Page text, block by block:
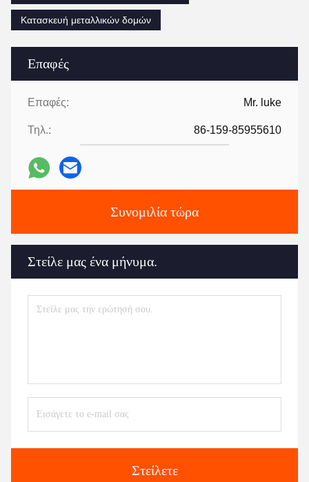
Επαφές
Επαφές: Mr. luke
Τηλ.: 86-159-85955610
Συνομιλία τώρα
Στείλε μας ένα μήνυμα.
Στείλετε
Κατασκευή μεταλλικών δομών